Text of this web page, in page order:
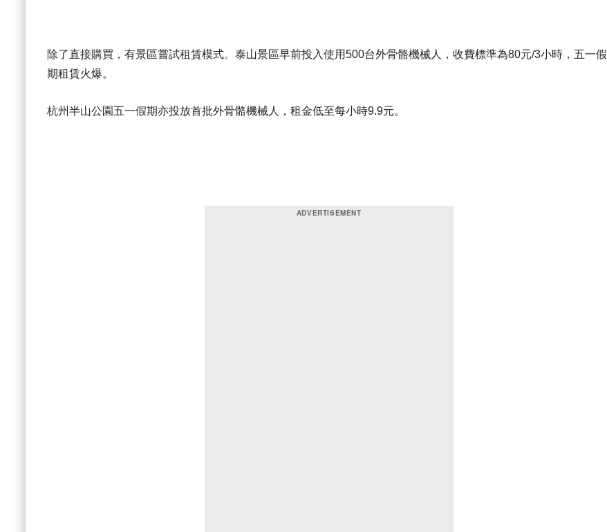
除了直接購買，有景區嘗試租賃模式。泰山景區早前投入使用500台外骨骼機械人，收費標準為80元/3小時，五一假
期租賃火爆。
杭州半山公園五一假期亦投放首批外骨骼機械人，租金低至每小時9.9元。